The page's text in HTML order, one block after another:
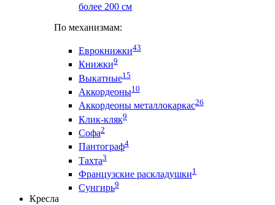
более 200 см
По механизмам:
Еврокнижки43
Книжки9
Выкатные15
Аккордеоны10
Аккордеоны металлокаркас26
Клик-кляк9
Софа2
Пантограф4
Тахта3
Французские раскладушки1
Сунгирь9
Кресла